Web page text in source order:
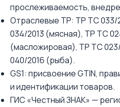
прослеживаемость,
Отраслевые ТР: ТР ТС 033/
034/2013 (мясная), ТР ТС
(масложировая), ТР ТС
040/2016 (рыба).
GS1: присвоение GTIN,
и идентификации товаров.
ГИС «Честный ЗНАК» —